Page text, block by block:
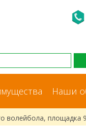
Наши
волейбола,